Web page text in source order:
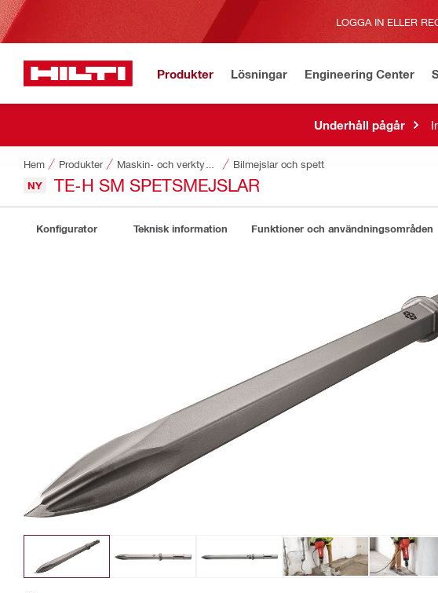
LOGGA IN ELLER
Produkter Lösningar Engineering Center
Underhåll pågår
Hem Produkter Bilmejslar och spett
NY TE-H SM SPETSMEJSLAR
Konfigurator Teknisk information Funktioner och användningsområden